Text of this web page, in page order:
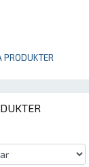
PRODUKTER